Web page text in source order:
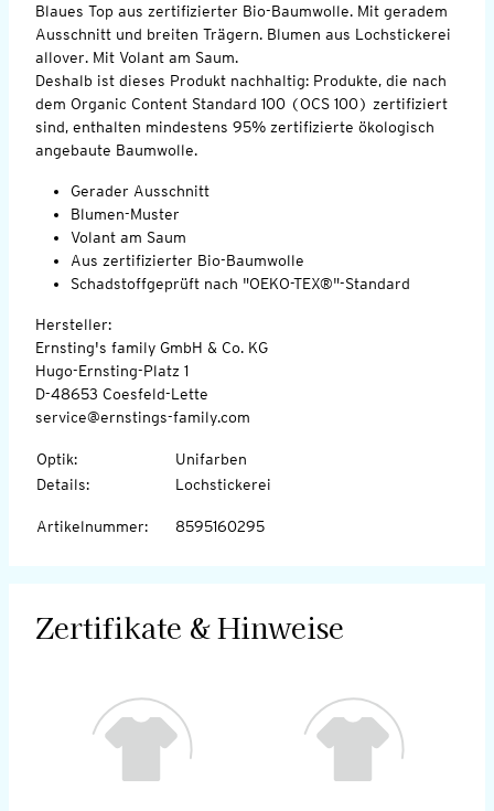
Blaues Top aus zertifizierter Bio-Baumwolle. Mit geradem
Ausschnitt und breiten Trägern. Blumen aus Lochstickerei
allover. Mit Volant am Saum.
Deshalb ist dieses Produkt nachhaltig: Produkte, die nach
dem Organic Content Standard 100 (OCS 100) zertifiziert
sind, enthalten mindestens 95% zertifizierte ökologisch
angebaute Baumwolle.
Gerader Ausschnitt
Blumen-Muster
Volant am Saum
Aus zertifizierter Bio-Baumwolle
Schadstoffgeprüft nach "OEKO-TEX®"-Standard
Hersteller:
Ernsting's family GmbH & Co. KG
Hugo-Ernsting-Platz 1
D-48653 Coesfeld-Lette
service@ernstings-family.com
Optik:
Unifarben
Details: Lochstickerei
Artikelnummer: 8595160295
Zertifikate & Hinweise